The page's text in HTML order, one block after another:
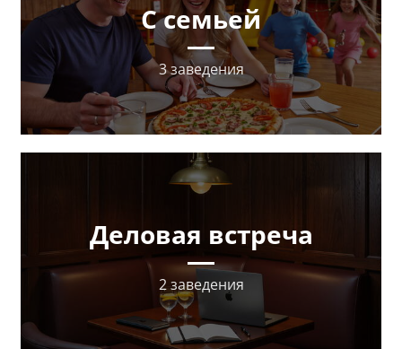
С семьей
3 заведения
Деловая встреча
2 заведения